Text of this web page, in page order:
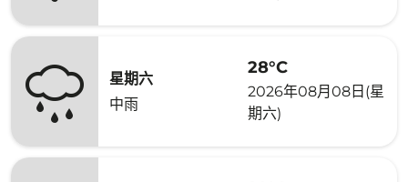
星期六
中雨
28°C
2026年08月08日(星
期六)